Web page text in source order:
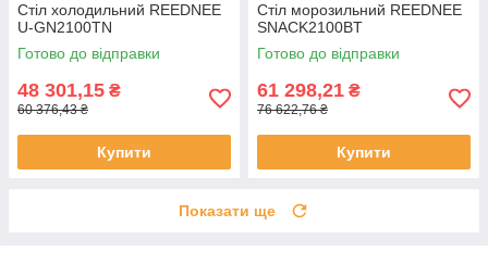
Стіл холодильний REEDNEE
U-GN2100TN
Готово до відправки
48 301,15 ₴
60 376,43 ₴
Купити
Стіл морозильний REEDNEE
SNACK2100BT
Готово до відправки
61 298,21 ₴
76 622,76 ₴
Купити
Показати ще